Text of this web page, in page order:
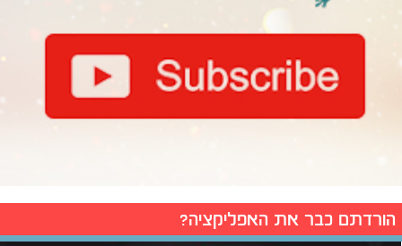
הורדתם כבר את האפליקציה?